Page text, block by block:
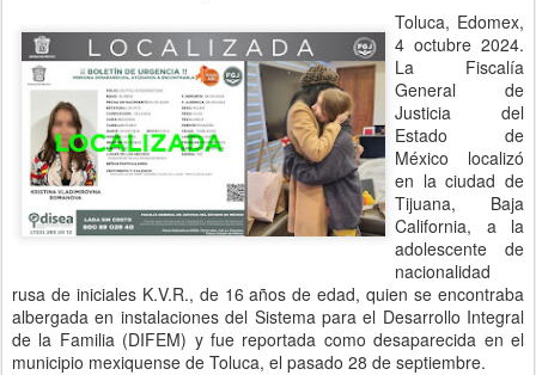
Toluca, Edomex,
4 octubre 2024.
La Fiscalía
General de
Justicia del
Estado de
México localizó
en la ciudad de
Tijuana, Baja
California, a la
adolescente de
nacionalidad
rusa de iniciales K.V.R., de 16 años de edad, quien se encontraba
albergada en instalaciones del Sistema para el Desarrollo Integral
de la Familia (DIFEM) y fue reportada como desaparecida en el
municipio mexiquense de Toluca, el pasado 28 de septiembre.